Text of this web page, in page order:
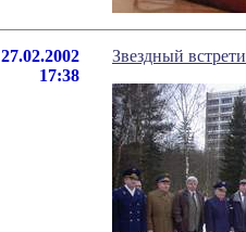
27.02.2002
17:38
Звездный